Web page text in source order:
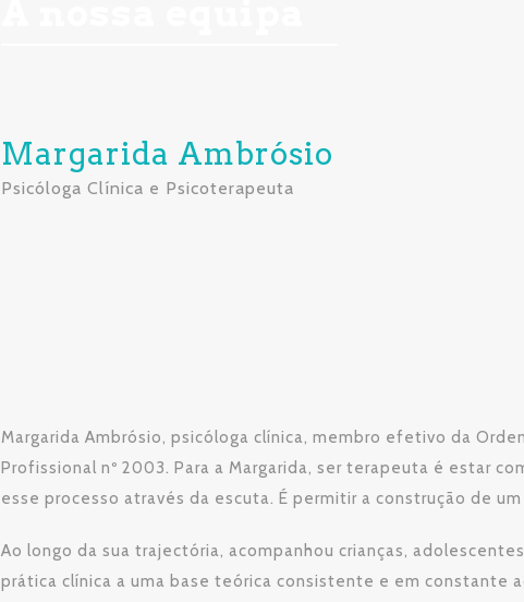
Margarida Ambrósio
Psicóloga Clínica e Psicoterapeuta
Margarida Ambrósio, psicóloga clínica, membro efetivo da
Profissional nº 2003. Para a Margarida, ser terapeuta é estar
esse processo através da escuta. É permitir a construção de
Ao longo da sua trajectória, acompanhou crianças,
prática clínica a uma base teórica consistente e em constante